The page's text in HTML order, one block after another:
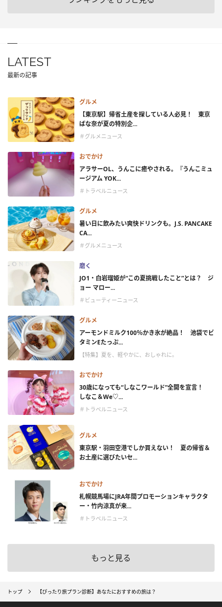
LATEST
最新の記事
グルメ
【東京駅】帰省土産を探している人必見！ 東京
ばな奈が夏の特別企...
＃グルメニュース
おでかけ
アラサーOL、うんこに癒やされる。『うんこミュ
ージアム YOK...
＃トラベルニュース
グルメ
暑い日に飲みたい爽快ドリンクも。J.S. PANCAKE
CA...
＃グルメニュース
磨く
JO1・白岩瑠姫が“この夏挑戦したこと”とは？ ジ
ョー マロー...
＃ビューティーニュース
グルメ
アーモンドミルク100％かき氷が絶品！ 池袋でビ
タミンEたっぷ...
【特集】夏を、軽やかに、おしゃれに。
おでかけ
30歳になっても“しなこワールド”全開を宣言！
しなこ＆We♡...
＃トラベルニュース
グルメ
東京駅・羽田空港でしか買えない！ 夏の帰省＆
お土産に選びたいセ...
おでかけ
札幌競馬場にJRA年間プロモーションキャラクタ
ー・竹内涼真が来...
＃トラベルニュース
もっと見る
トップ 【ぴったり旅プラン診断】あなたにおすすめの旅は？